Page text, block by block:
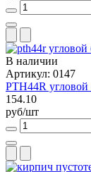
В наличии
Артикул: 0147
PTH44R
154.10
руб/шт